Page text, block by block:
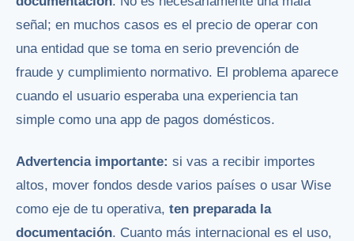
señal; en muchos casos es el precio de operar con
una entidad que se toma en serio prevención de
fraude y cumplimiento normativo. El problema aparece
cuando el usuario esperaba una experiencia tan
simple como una app de pagos domésticos.
Advertencia importante: si vas a recibir importes
altos, mover fondos desde varios países o usar Wise
como eje de tu operativa, ten preparada la
documentación. Cuanto más internacional es el uso,